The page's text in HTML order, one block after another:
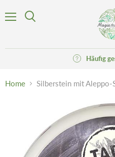
Häufig
Home Silberstein mit Aleppo-